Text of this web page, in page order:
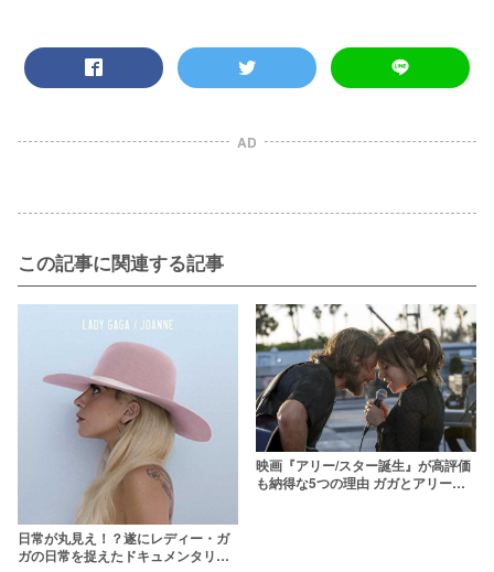
AD
この記事に関連する記事
日常が丸見え！？遂にレディー・ガ
ガの日常を捉えたドキュメンタリー
映画『アリー/スター誕生』が高評価
も納得な5つの理由 ガガとアリーに